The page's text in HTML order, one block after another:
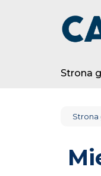
Strona
Strona